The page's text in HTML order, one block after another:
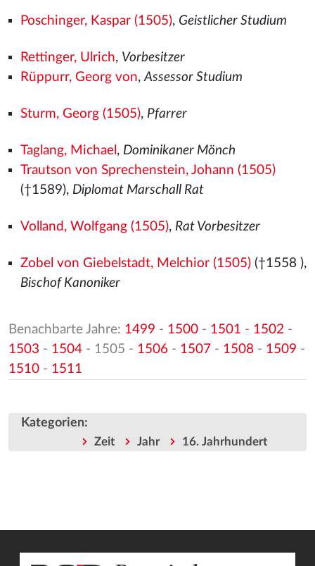
Poschinger, Kaspar (1505), Geistlicher Studium
Rettinger, Ulrich, Vorbesitzer
Rüppurr, Georg von,Assessor Studium
Sturm, Georg (1505), Pfarrer
Taglang, Michael , Dominikaner Mönch
Trautson von Sprechenstein, Johann (1505)
(†1589), Diplomat Marschall Rat
Volland, Wolfgang (1505), Rat Vorbesitzer
Zobel von Giebelstadt, Melchior (1505)(†1558 ),
Bischof Kanoniker
Benachbarte Jahre: 1499 - 1500 - 1501 - 1502 -
1503 - 1504 - 1505 - 1506 - 1507 - 1508 - 1509 -
1510 - 1511
Kategorien:
Zeit Jahr 16. Jahrhundert